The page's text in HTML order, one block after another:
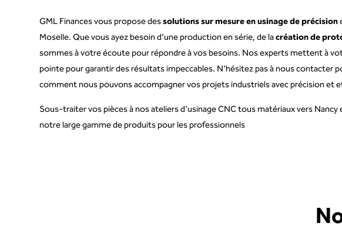
GML Finances vous propose dessolutions sur mesure en usinage de précision
Moselle. Que vous ayez besoin d’une production en série, de lacréation de
sommes à votre écoute pour répondre à vos besoins. Nos experts mettent à
pointe pour garantir des résultats impeccables. N’hésitez pas à nous contacter
comment nous pouvons accompagner vos projets industriels avec précision et
Sous-traiter vos pièces à nos ateliers d'usinage CNC tous matériaux vers
notre large gamme de produits pour les professionnels